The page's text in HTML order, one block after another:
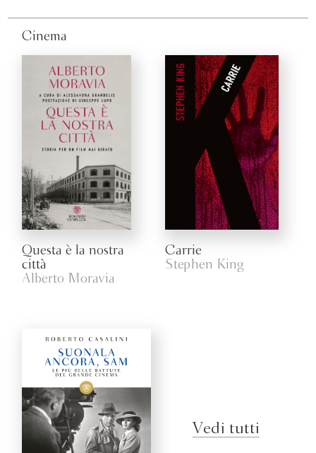
Cinema
Questa è la nostra
città
Alberto Moravia
Carrie
Stephen King
Vedi tutti